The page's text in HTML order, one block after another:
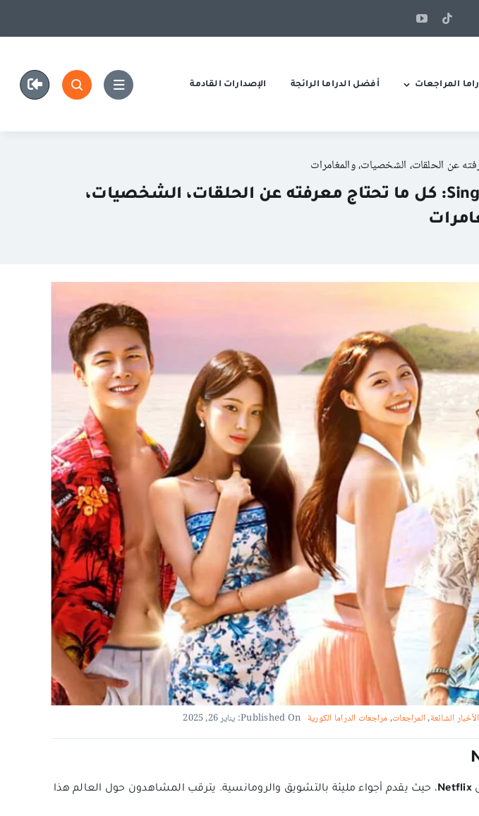
المراجعات أفضل الدراما الرائجة الإصدارات القادمة
جحيم العزاب الموسم الرابع | Single’s Inferno Season 4: كل ما تحتاج معرفته عن الحلقات، الشخصيات،
الأخبار الشائعة,المراجعات,مراجعات الدراما الكورية Published On: يناير 26, 2025
Netflix، حيث يقدم أجواء مليئة بالتشويق والرومانسية. يترقب المشاهدون حول العالم هذا